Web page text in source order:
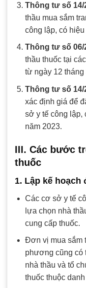
Thông tư số 14/
thầu mua sắm
công lập, có
Thông tư số 06/
thầu thuốc tại
từ ngày 12 tháng
Thông tư số 14/
xác định giá để
sở y tế công lập,
năm 2023.
III. Các bước
thuốc
1. Lập kế hoạch
Các cơ sở y tế
lựa chọn nhà
cung cấp thuốc.
Đơn vị mua sắm
phương cũng có
nhà thầu và tổ
thuốc thuộc